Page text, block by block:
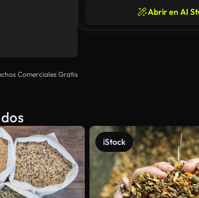
Comerciales Gratis
Abrir en AI
iStock